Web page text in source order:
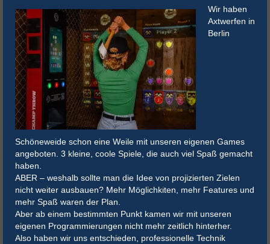
Wir haben
Axtwerfen in
Berlin
Schöneweide schon eine Weile mit unseren eigenen Games
angeboten. 3 kleine, coole Spiele, die auch viel Spaß gemacht
haben.
ABER – weshalb sollte man die Idee von projizierten Zielen
nicht weiter ausbauen? Mehr Möglichkiten, mehr Features und
mehr Spaß waren der Plan.
Aber ab einem bestimmten Punkt kamen wir mit unseren
eigenen Programmierungen nicht mehr zeitlich hinterher.
Also haben wir uns entschieden, professionelle Technik